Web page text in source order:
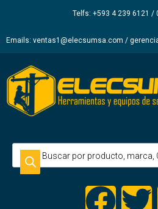
Telfs: +593 4 239 6121 /
Emails: ventas1@elecsumsa.com /